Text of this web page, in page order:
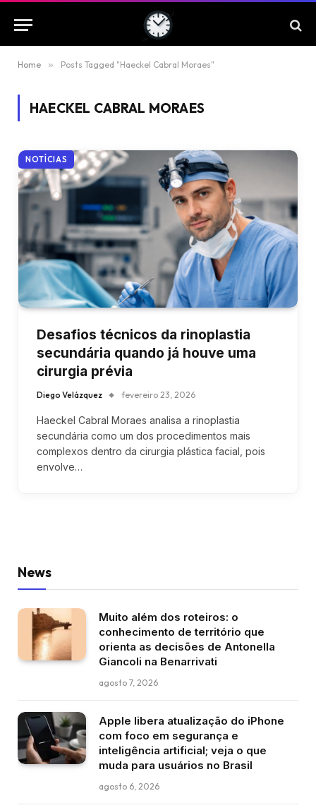
Home » Posts Tagged "Haeckel Cabral Moraes"
HAECKEL CABRAL MORAES
NOTÍCIAS
Desafios técnicos da rinoplastia
secundária quando já houve uma
cirurgia prévia
Diego Velázquez fevereiro 23, 2026
Haeckel Cabral Moraes analisa a rinoplastia
secundária como um dos procedimentos mais
complexos dentro da cirurgia plástica facial, pois
envolve…
News
Muito além dos roteiros: o
conhecimento de território que
orienta as decisões de Antonella
Giancoli na Benarrivati
agosto 7, 2026
Apple libera atualização do iPhone
com foco em segurança e
inteligência artificial; veja o que
muda para usuários no Brasil
agosto 6, 2026